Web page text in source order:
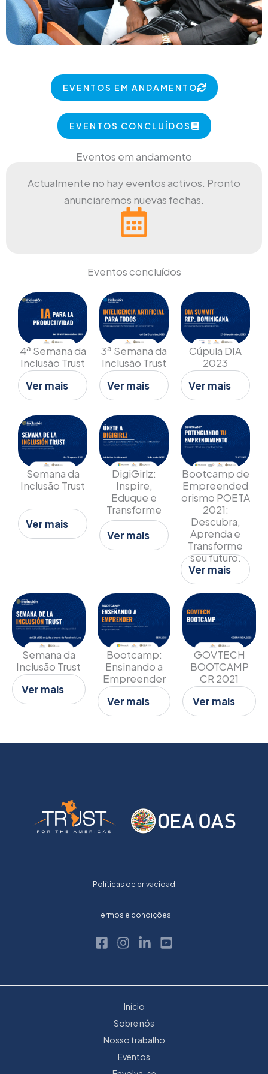
EVENTOS EM ANDAMENTO
EVENTOS CONCLUÍDOS
Eventos em andamento
Actualmente no hay eventos activos. Pronto
anunciaremos nuevas fechas.
Eventos concluídos
4ª Semana da
Inclusão Trust
Ver mais
3ª Semana da
Inclusão Trust
Ver mais
Cúpula DIA
2023
Ver mais
Semana da
Inclusão Trust
Ver mais
DigiGirlz:
Inspire,
Eduque e
Transforme
Ver mais
Bootcamp de
Empreended
orismo POETA
2021:
Descubra,
Aprenda e
Transforme
seu futuro.
Ver mais
Semana da
Inclusão Trust
Ver mais
Bootcamp:
Ensinando a
Empreender
Ver mais
GOVTECH
BOOTCAMP
CR 2021
Ver mais
Políticas de privacidad
Termos e condições
Início
Sobre nós
Nosso trabalho
Eventos